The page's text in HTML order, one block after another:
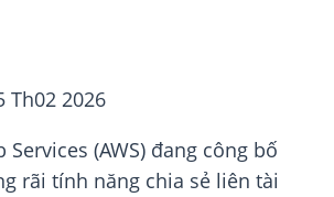
Th02 2026
Services (AWS) đang công bố
rãi tính năng chia sẻ liên tài